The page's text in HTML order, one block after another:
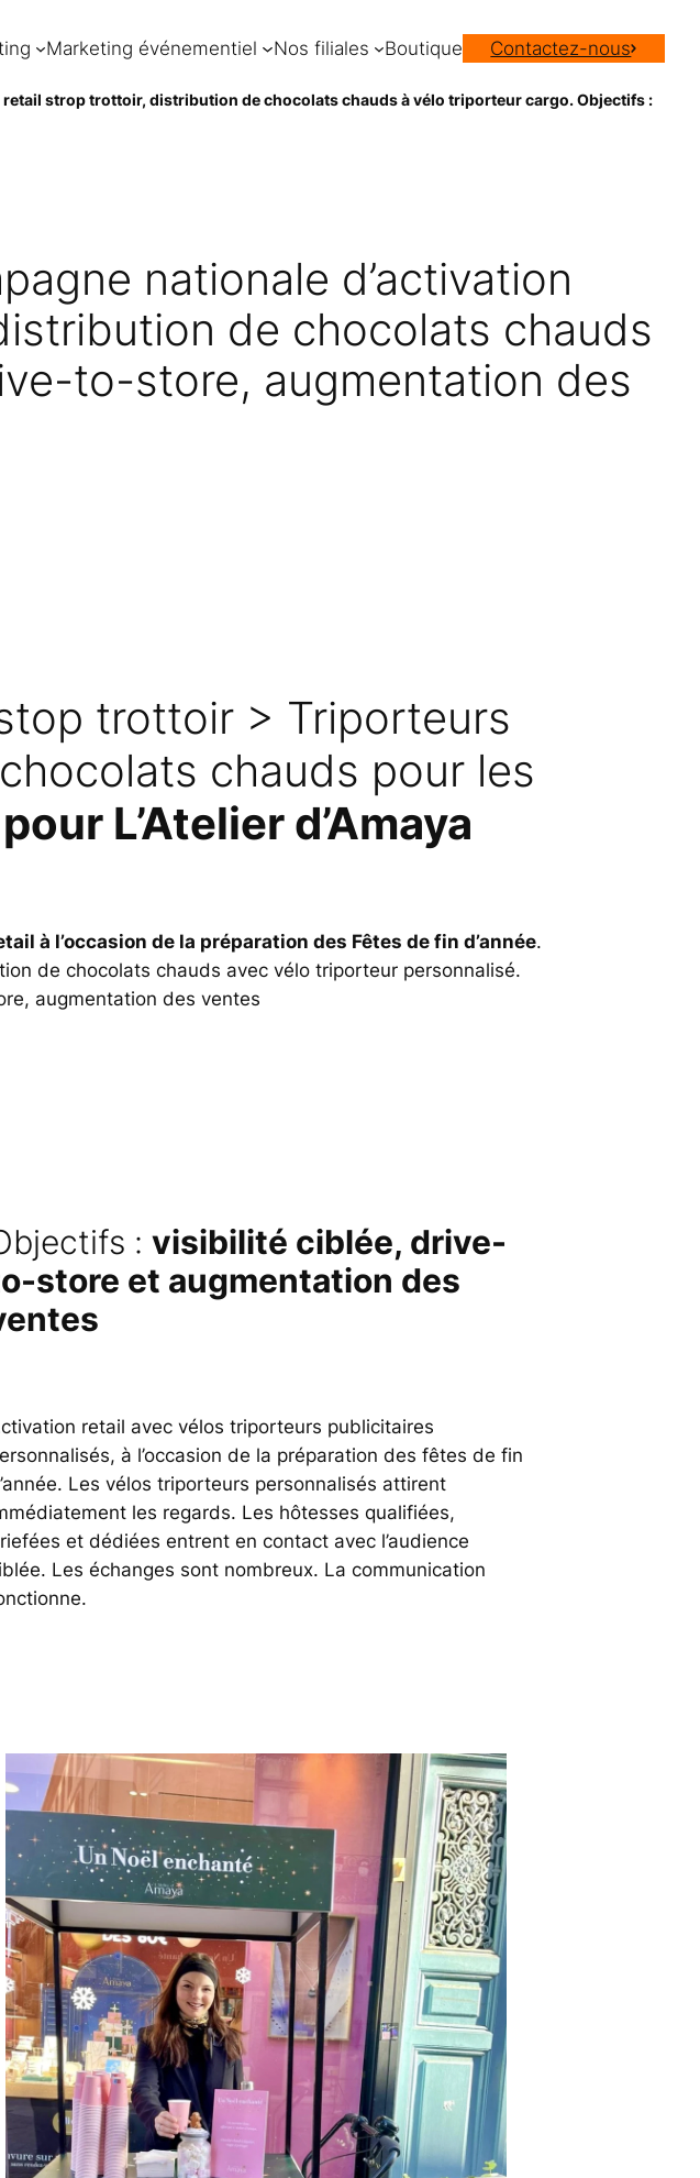
Marketing événementiel Nos filiales Boutique Contactez-nous
retail strop trottoir, distribution de chocolats chauds à vélo triporteur cargo. Objectifs :
nationale d’activation
de chocolats chauds
to-store, augmentation des
trottoir > Triporteurs
chauds pour les
L’Atelier d’Amaya
à l’occasion de la préparation des Fêtes de fin d’année.
de chocolats chauds avec vélo triporteur personnalisé.
augmentation des ventes
: visibilité ciblée, drive-
store et augmentation des
retail avec vélos triporteurs publicitaires
à l’occasion de la préparation des fêtes de fin
Les vélos triporteurs personnalisés attirent
les regards. Les hôtesses qualifiées,
et dédiées entrent en contact avec l’audience
Les échanges sont nombreux. La communication